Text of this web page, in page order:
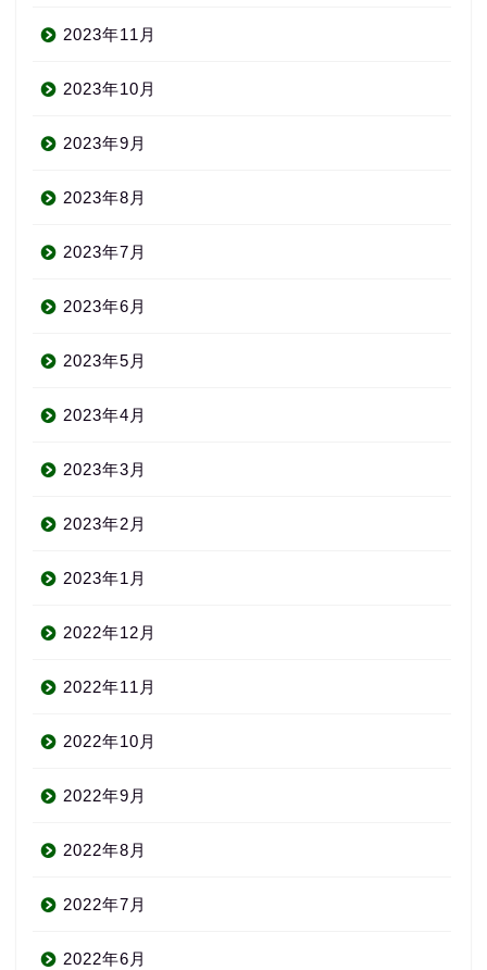
2023年11月
2023年10月
2023年9月
2023年8月
2023年7月
2023年6月
2023年5月
2023年4月
2023年3月
2023年2月
2023年1月
2022年12月
2022年11月
2022年10月
2022年9月
2022年8月
2022年7月
2022年6月